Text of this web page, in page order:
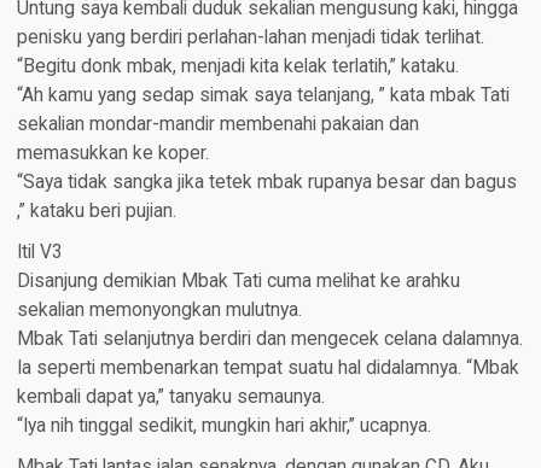
Untung saya kembali duduk sekalian mengusung kaki, hingga
penisku yang berdiri perlahan-lahan menjadi tidak terlihat.
“Begitu donk mbak, menjadi kita kelak terlatih,” kataku.
“Ah kamu yang sedap simak saya telanjang, ” kata mbak Tati
sekalian mondar-mandir membenahi pakaian dan
memasukkan ke koper.
“Saya tidak sangka jika tetek mbak rupanya besar dan bagus
,” kataku beri pujian.
Itil V3
Disanjung demikian Mbak Tati cuma melihat ke arahku
sekalian memonyongkan mulutnya.
Mbak Tati selanjutnya berdiri dan mengecek celana dalamnya.
Ia seperti membenarkan tempat suatu hal didalamnya. “Mbak
kembali dapat ya,” tanyaku semaunya.
“Iya nih tinggal sedikit, mungkin hari akhir,” ucapnya.